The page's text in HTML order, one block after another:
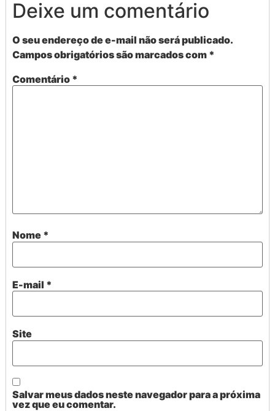
Deixe um comentário
O seu endereço de e-mail não será publicado.
Campos obrigatórios são marcados com *
Comentário *
Nome *
E-mail *
Site
Salvar meus dados neste navegador para a próxima
vez que eu comentar.